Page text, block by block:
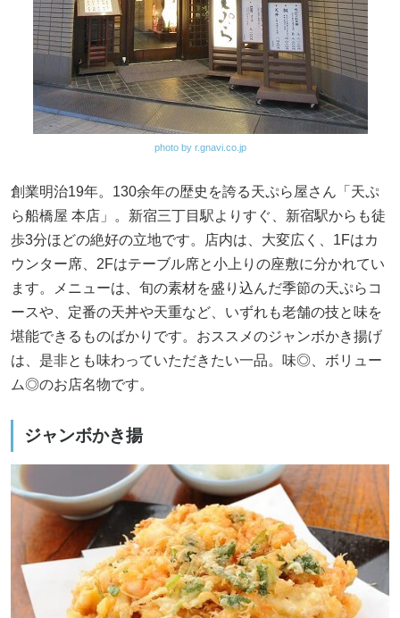
photo by r.gnavi.co.jp
創業明治19年。130余年の歴史を誇る天ぷら屋さん「天ぷ
ら船橋屋 本店」。新宿三丁目駅よりすぐ、新宿駅からも徒
歩3分ほどの絶好の立地です。店内は、大変広く、1Fはカ
ウンター席、2Fはテーブル席と小上りの座敷に分かれてい
ます。メニューは、旬の素材を盛り込んだ季節の天ぷらコ
ースや、定番の天丼や天重など、いずれも老舗の技と味を
堪能できるものばかりです。おススメのジャンボかき揚げ
は、是非とも味わっていただきたい一品。味◎、ボリュー
ム◎のお店名物です。
ジャンボかき揚